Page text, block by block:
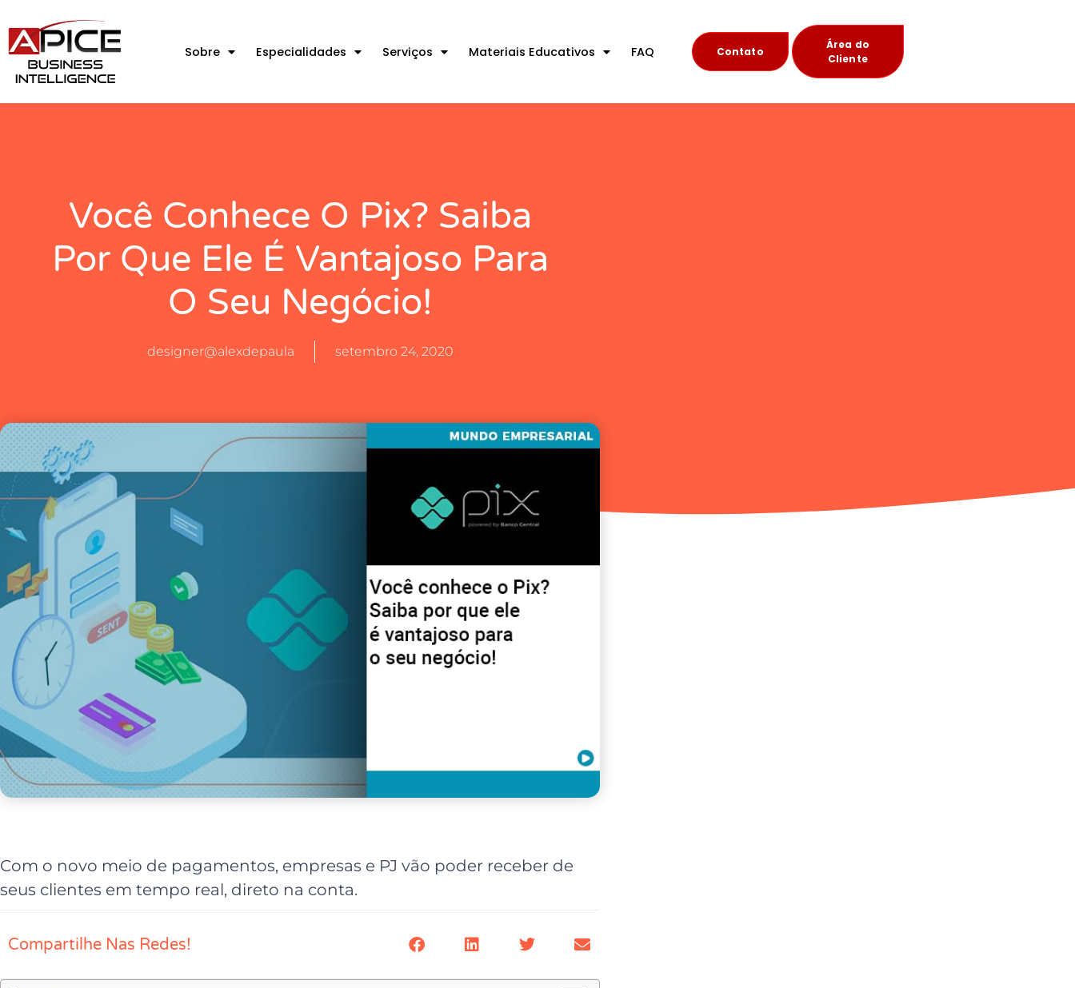
Sobre Especialidades Serviços Materiais Educativos FAQ Contato
Área do
Cliente
Você Conhece O Pix? Saiba
Por Que Ele É Vantajoso Para
O Seu Negócio!
designer@alexdepaula setembro 24, 2020
Com o novo meio de pagamentos, empresas e PJ vão poder receber de
seus clientes em tempo real, direto na conta.
Compartilhe Nas Redes!